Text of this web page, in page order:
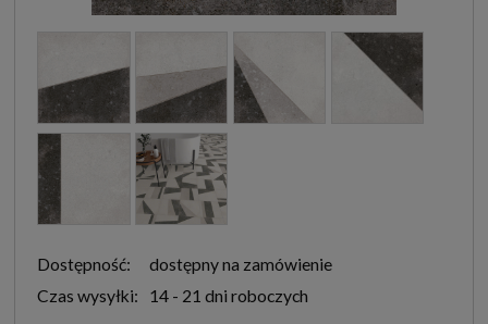
Dostępność:
dostępny na zamówienie
Czas wysyłki:
14 - 21 dni roboczych